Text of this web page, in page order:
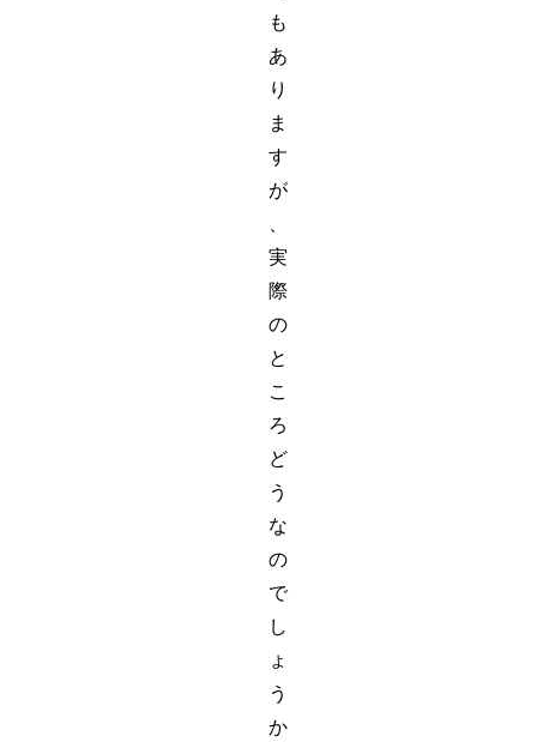
も
あ
り
ま
す
が
実
際
の
と
こ
ろ
ど
う
な
の
で
し
ょ
う
か